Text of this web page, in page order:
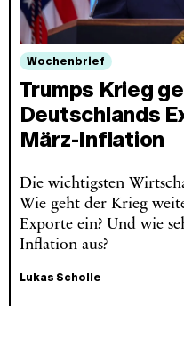
Wochenbrief
Trumps Krieg
Deutschlands
März-Inflation
Die wichtigsten
Wie geht der Krieg
Exporte ein? Und wie
Inflation aus?
Lukas Scholle